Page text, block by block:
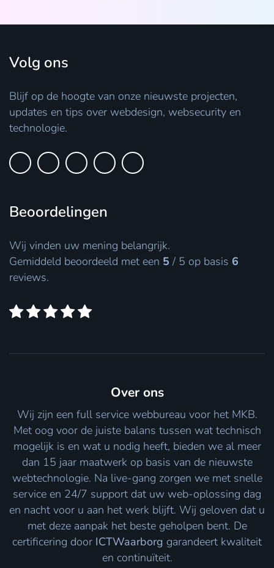
Volg ons
Blijf op de hoogte van onze nieuwste projecten,
updates en tips over webdesign, websecurity en
technologie.
Beoordelingen
Wij vinden uw mening belangrijk.
Gemiddeld beoordeeld met een 5 / 5 op basis 6
reviews.
Over ons
Wij zijn een full service webbureau voor het MKB.
Met oog voor de juiste balans tussen wat technisch
mogelijk is en wat u nodig heeft, bieden we al meer
dan 15 jaar maatwerk op basis van de nieuwste
webtechnologie. Na live-gang zorgen we met snelle
service en 24/7 support dat uw web-oplossing dag
en nacht voor u aan het werk blijft. Wij geloven dat u
met deze aanpak het beste geholpen bent. De
certificering door ICTWaarborg garandeert kwaliteit
en continuïteit.